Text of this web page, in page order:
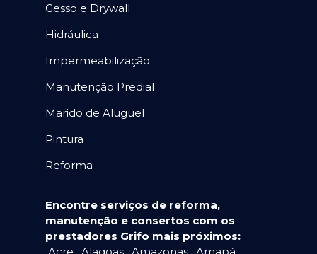
Gesso e Drywall
Hidráulica
Impermeabilização
Manutenção Predial
Marido de Aluguel
Pintura
Reforma
Encontre serviços de reforma,
manutenção e consertos com os
prestadores Grifo mais próximos: